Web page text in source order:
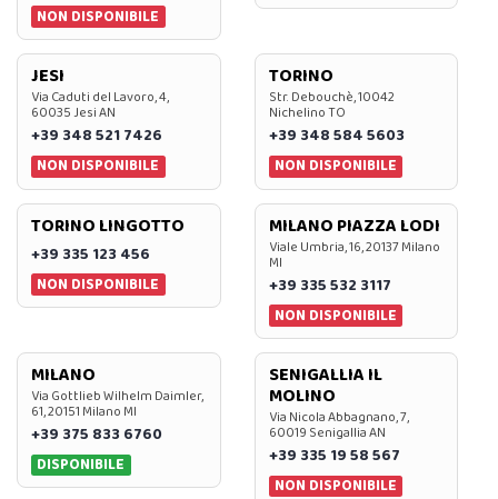
NON DISPONIBILE
JESI
Via Caduti del Lavoro, 4,
60035 Jesi AN
+39 348 521 7426
NON DISPONIBILE
TORINO
Str. Debouchè, 10042
Nichelino TO
+39 348 584 5603
NON DISPONIBILE
TORINO LINGOTTO
+39 335 123 456
NON DISPONIBILE
MILANO PIAZZA LODI
Viale Umbria, 16, 20137 Milano
MI
+39 335 532 3117
NON DISPONIBILE
MILANO
Via Gottlieb Wilhelm Daimler,
61, 20151 Milano MI
+39 375 833 6760
DISPONIBILE
SENIGALLIA IL
MOLINO
Via Nicola Abbagnano, 7,
60019 Senigallia AN
+39 335 19 58 567
NON DISPONIBILE